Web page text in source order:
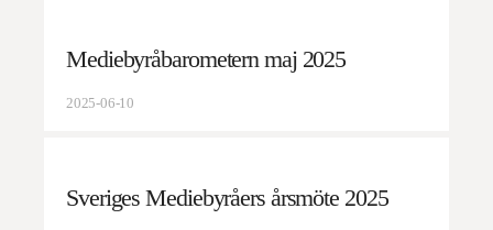
Mediebyråbarometern maj 2025
2025-06-10
Sveriges Mediebyråers årsmöte 2025